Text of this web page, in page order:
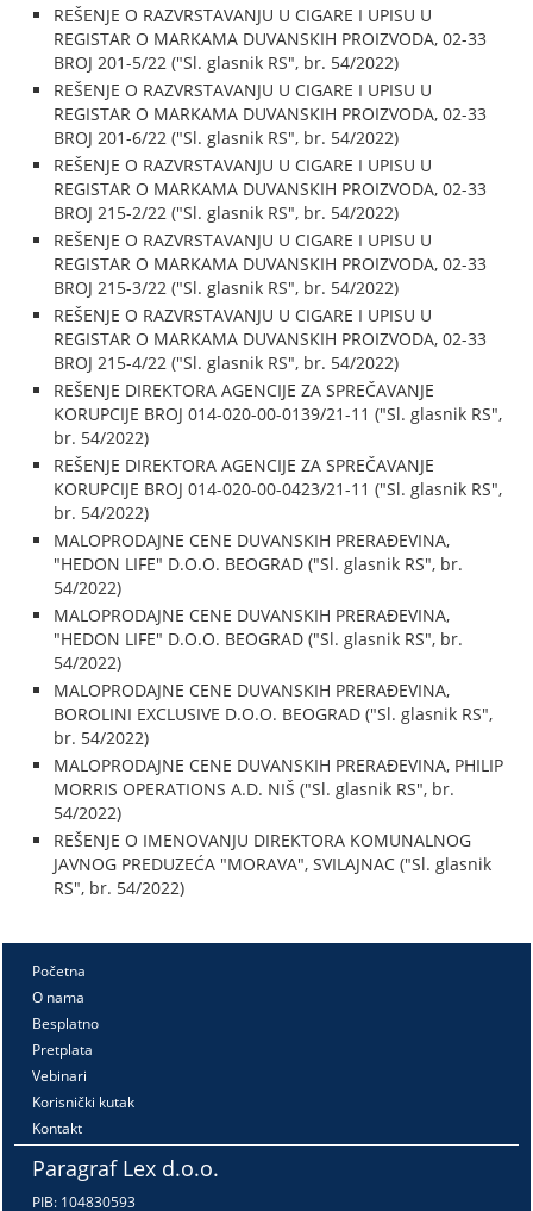
REŠENJE O RAZVRSTAVANJU U CIGARE I UPISU U
REGISTAR O MARKAMA DUVANSKIH PROIZVODA, 02-33
BROJ 201-5/22 ("Sl. glasnik RS", br. 54/2022)
REŠENJE O RAZVRSTAVANJU U CIGARE I UPISU U
REGISTAR O MARKAMA DUVANSKIH PROIZVODA, 02-33
BROJ 201-6/22 ("Sl. glasnik RS", br. 54/2022)
REŠENJE O RAZVRSTAVANJU U CIGARE I UPISU U
REGISTAR O MARKAMA DUVANSKIH PROIZVODA, 02-33
BROJ 215-2/22 ("Sl. glasnik RS", br. 54/2022)
REŠENJE O RAZVRSTAVANJU U CIGARE I UPISU U
REGISTAR O MARKAMA DUVANSKIH PROIZVODA, 02-33
BROJ 215-3/22 ("Sl. glasnik RS", br. 54/2022)
REŠENJE O RAZVRSTAVANJU U CIGARE I UPISU U
REGISTAR O MARKAMA DUVANSKIH PROIZVODA, 02-33
BROJ 215-4/22 ("Sl. glasnik RS", br. 54/2022)
REŠENJE DIREKTORA AGENCIJE ZA SPREČAVANJE
KORUPCIJE BROJ 014-020-00-0139/21-11 ("Sl. glasnik RS",
br. 54/2022)
REŠENJE DIREKTORA AGENCIJE ZA SPREČAVANJE
KORUPCIJE BROJ 014-020-00-0423/21-11 ("Sl. glasnik RS",
br. 54/2022)
MALOPRODAJNE CENE DUVANSKIH PRERAĐEVINA,
"HEDON LIFE" D.O.O. BEOGRAD ("Sl. glasnik RS", br.
54/2022)
MALOPRODAJNE CENE DUVANSKIH PRERAĐEVINA,
"HEDON LIFE" D.O.O. BEOGRAD ("Sl. glasnik RS", br.
54/2022)
MALOPRODAJNE CENE DUVANSKIH PRERAĐEVINA,
BOROLINI EXCLUSIVE D.O.O. BEOGRAD ("Sl. glasnik RS",
br. 54/2022)
MALOPRODAJNE CENE DUVANSKIH PRERAĐEVINA, PHILIP
MORRIS OPERATIONS A.D. NIŠ ("Sl. glasnik RS", br.
54/2022)
REŠENJE O IMENOVANJU DIREKTORA KOMUNALNOG
JAVNOG PREDUZEĆA "MORAVA", SVILAJNAC ("Sl. glasnik
RS", br. 54/2022)
Početna
O nama
Besplatno
Pretplata
Vebinari
Korisnički kutak
Kontakt
Paragraf Lex d.o.o.
PIB: 104830593